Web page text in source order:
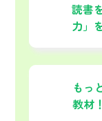
読書
力」
もっ
教材！